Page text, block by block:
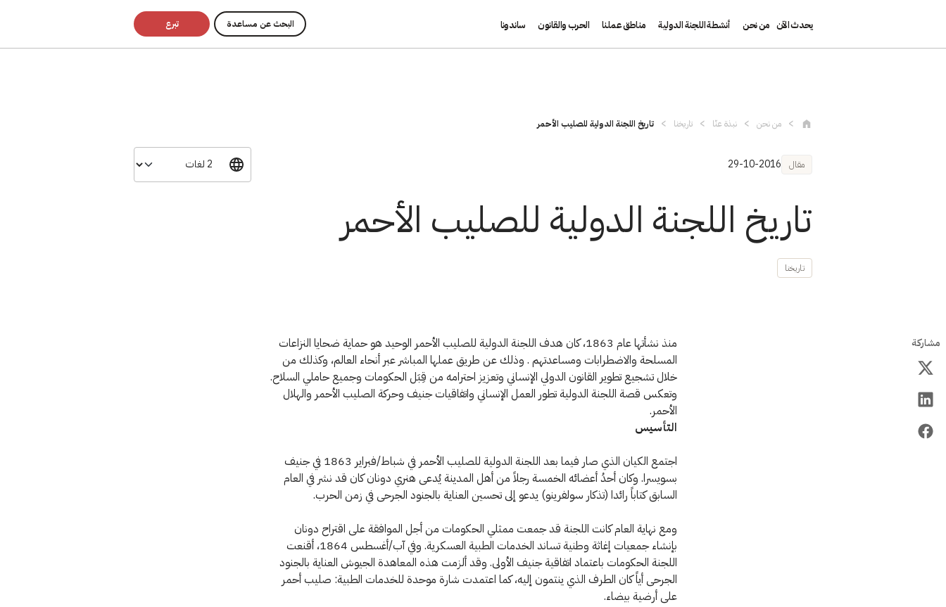
يحدث الآن من نحن أنشطة اللجنة الدولية مناطق عملنا الحرب والقانون ساندونا البحث عن مساعدة تبرع
من نحن نبذة عنّا تاريخنا تاريخ اللجنة الدولية للصليب الأحمر
مقال 29-10-2016
تاريخ اللجنة الدولية للصليب الأحمر
تاريخنا
مشاركة
منذ نشأتها عام 1863، كان هدف اللجنة الدولية للصليب الأحمر الوحيد هو حماية ضحايا النزاعات
المسلحة والاضطرابات ومساعدتهم . وذلك عن طريق عملها المباشر عبر أنحاء العالم، وكذلك من
خلال تشجيع تطوير القانون الدولي الإنساني وتعزيز احترامه من قِبَل الحكومات وجميع حاملي السلاح.
وتعكس قصة اللجنة الدولية تطور العمل الإنساني واتفاقيات جنيف وحركة الصليب الأحمر والهلال
الأحمر.
التأسيس
اجتمع الكيان الذي صار فيما بعد اللجنة الدولية للصليب الأحمر في شباط/فبراير 1863 في جنيف
بسويسرا. وكان أحدُ أعضائه الخمسة رجلاً من أهل المدينة يُدعى هنري دونان كان قد نشر في العام
السابق كتاباً رائدا (تذكار سولفرينو) يدعو إلى تحسين العناية بالجنود الجرحى في زمن الحرب.
ومع نهاية العام كانت اللجنة قد جمعت ممثلي الحكومات من أجل الموافقة على اقتراح دونان
بإنشاء جمعيات إغاثة وطنية تساند الخدمات الطبية العسكرية. وفي آب/أغسطس 1864، أقنعت
اللجنة الحكومات باعتماد اتفاقية جنيف الأولى. وقد ألزمت هذه المعاهدة الجيوش العناية بالجنود
الجرحى أياً كان الطرف الذي ينتمون إليه، كما اعتمدت شارة موحدة للخدمات الطبية: صليب أحمر
على أرضية بيضاء.